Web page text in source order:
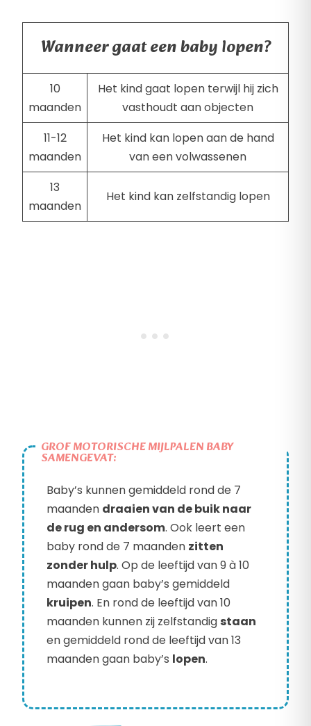
Wanneer gaat een baby lopen?
10
maanden
Het kind gaat lopen terwijl hij zich
vasthoudt aan objecten
11-12
maanden
Het kind kan lopen aan de hand
van een volwassenen
13
maanden
Het kind kan zelfstandig lopen
GROF MOTORISCHE MIJLPALEN BABY
SAMENGEVAT:
Baby’s kunnen gemiddeld rond de 7
maanden draaien van de buik naar
de rug en andersom. Ook leert een
baby rond de 7 maanden zitten
zonder hulp. Op de leeftijd van 9 à 10
maanden gaan baby’s gemiddeld
kruipen. En rond de leeftijd van 10
maanden kunnen zij zelfstandig staan
en gemiddeld rond de leeftijd van 13
maanden gaan baby’s lopen.